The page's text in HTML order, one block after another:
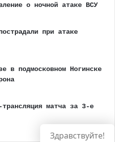
о ночной атаке ВСУ
при атаке
в подмосковном Ногинске
матча за 3-е
Здравствуйте!